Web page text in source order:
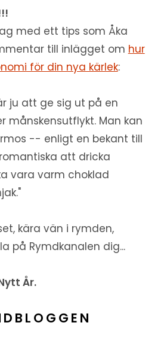
med ett tips som Åka
till inlägget om hur
för din nya kärlek:
ju att ge sig ut på en
månskensutflykt. Man kan
-- enligt en bekant till
att dricka
vara varm choklad
kära vän i rymden,
på Rymdkanalen dig...
År.